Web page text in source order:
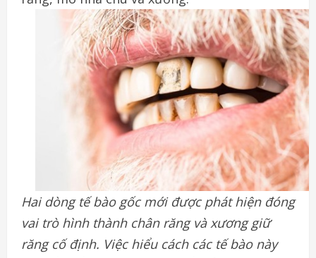
Hai dòng tế bào gốc mới được phát hiện đóng
vai trò hình thành chân răng và xương giữ
răng cố định. Việc hiểu cách các tế bào này